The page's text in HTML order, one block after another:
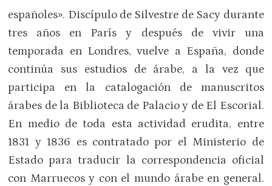
españoles». Discípulo de Silvestre de Sacy durante
tres años en París y después de vivir una
temporada en Londres, vuelve a España, donde
continúa sus estudios de árabe, a la vez que
participa en la catalogación de manuscritos
árabes de la Biblioteca de Palacio y de El Escorial.
En medio de toda esta actividad erudita, entre
1831 y 1836 es contratado por el Ministerio de
Estado para traducir la correspondencia oficial
con Marruecos y con el mundo árabe en general.